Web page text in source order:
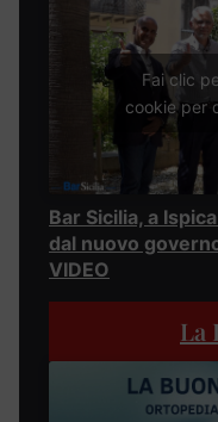
Fai clic
cookie per
Bar Sicilia, a
dal nuovo
VIDEO
La